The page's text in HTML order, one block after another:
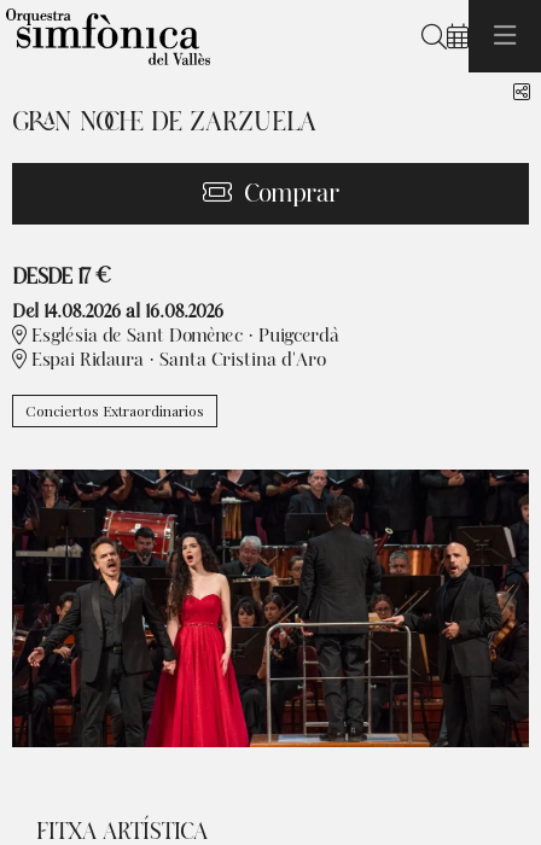
Buscar
GRAN NOCHE DE ZARZUELA
Comprar
DESDE Desde
17 €
Del 14.08.2026 al 16.08.2026
Església de Sant Domènec · Puigcerdà
Espai Ridaura · Santa Cristina d'Aro
Conciertos Extraordinarios
FITXA ARTÍSTICA